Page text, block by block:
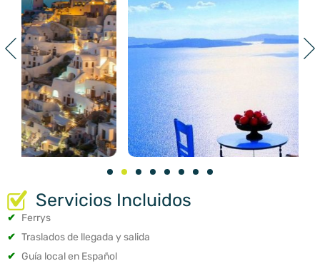
Servicios Incluidos
✔ Ferrys
✔ Traslados de llegada y salida
✔ Guía local en Español